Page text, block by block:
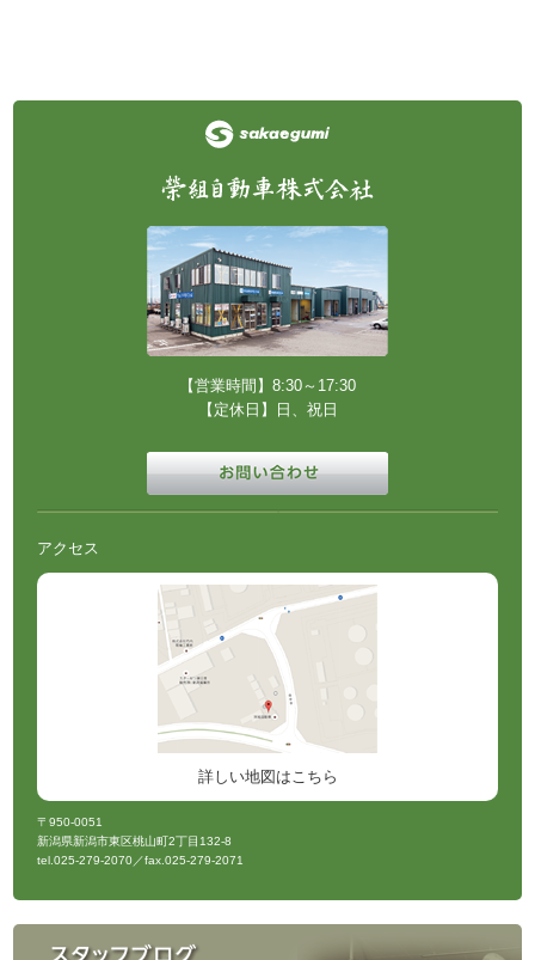
【営業時間】8:30～17:30
【定休日】日、祝日
アクセス
詳しい地図はこちら
〒950-0051
新潟県新潟市東区桃山町2丁目132-8
tel.025-279-2070／fax.025-279-2071